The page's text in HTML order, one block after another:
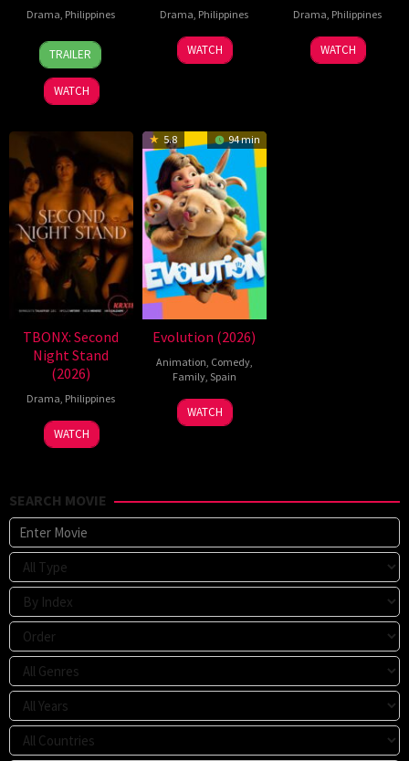
Drama, Philippines
7
Aug
2026
Ronald
Espinosa
Batallones
TRAILER
WATCH
Drama, Philippines
WATCH
Drama, Philippines
WATCH
TBONX: Second
Night Stand
(2026)
Drama, Philippines
WATCH
5.8 94 min
Evolution (2026)
Animation, Comedy,
Family, Spain
6
Feb
Julio
Soto
WATCH
SEARCH MOVIE